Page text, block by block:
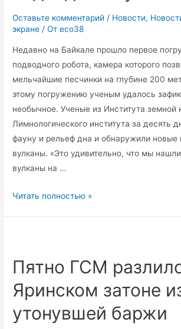
Оставьте комментарий / Новости,
экране / От eco38
Недавно на Байкале прошло первое
подводного робота, камера которого
мельчайшие песчинки на глубине 200
этому погружению ученым удалось
необычное. Ученые из Института земной
Лимнологического института за десять
фауну и рельеф дна и обнаружили новые
вулканы. «Это удивительно, что мы
вулканы на …
На
подводные
вулканы
Читать полностью »
Пятно ГСМ
Яринском затоне
утонувшей баржи